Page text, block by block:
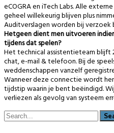
eCOGRA en iTech Labs. Alle
geheel willekeurig blijven plus
Auditverslagen worden bij verzoek
Hetgeen dient men uitvoeren
tijdens dat spelen?
Het technical assistentieteam
chat, e-mail & telefoon. Bij de
weddenschappen vanzelf
Wanneer deze connectie wordt
tijdstip waarin je bent beëindigd.
verliezen als gevolg van systeem